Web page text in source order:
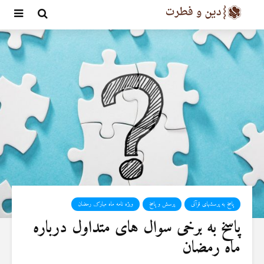
پاسخ به پرسشهای قرآنی پرسش و پاسخ ویژه نامه ماه مبارک رمضان
پاسخ به برخی سوال های متداول درباره
ماه رمضان